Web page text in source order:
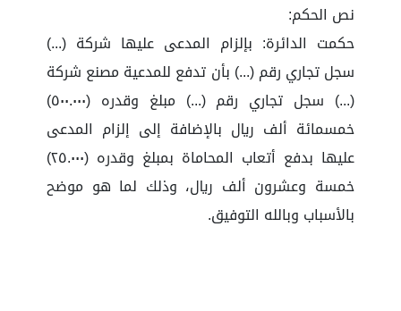
نص الحكم:
حكمت الدائرة: بإلزام المدعى عليها شركة (...)
سجل تجاري رقم (...) بأن تدفع للمدعية مصنع شركة
(...) سجل تجاري رقم (...) مبلغ وقدره (٥٠٠.٠٠٠)
خمسمائة ألف ريال بالإضافة إلى إلزام المدعى
عليها بدفع أتعاب المحاماة بمبلغ وقدره (٢٥.٠٠٠)
خمسة وعشرون ألف ريال، وذلك لما هو موضح
بالأسباب وبالله التوفيق.